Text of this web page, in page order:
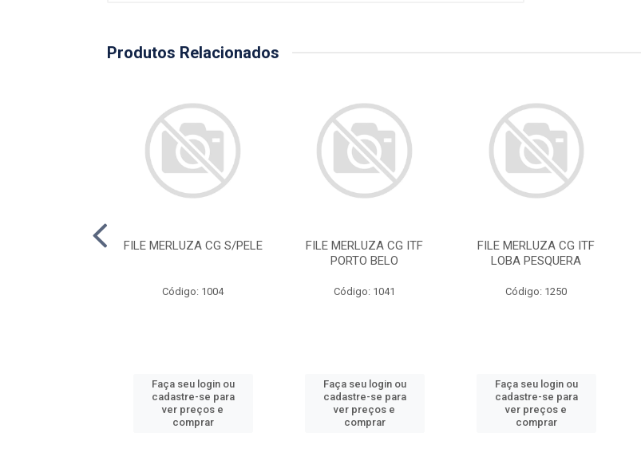
Produtos Relacionados
FILE MERLUZA CG S/PELE
Código: 1004
Faça seu login ou
cadastre-se para
ver preços e
comprar
FILE MERLUZA CG ITF
PORTO BELO
Código: 1041
Faça seu login ou
cadastre-se para
ver preços e
comprar
FILE MERLUZA CG ITF
LOBA PESQUERA
Código: 1250
Faça seu login ou
cadastre-se para
ver preços e
comprar